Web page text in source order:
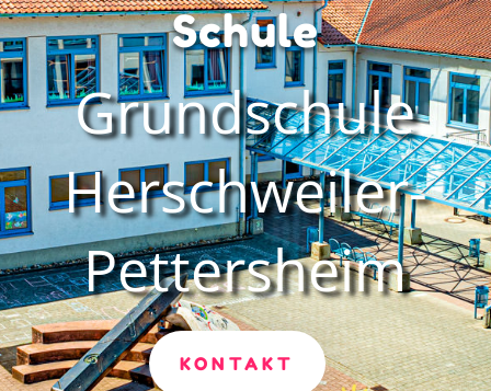
Schule
Grundschule
Herschweiler-
Pettersheim
KONTAKT